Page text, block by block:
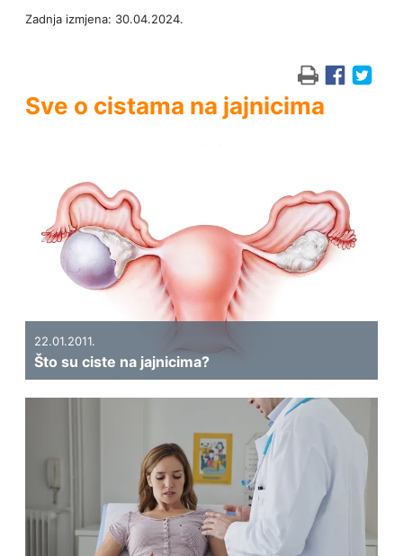
Zadnja izmjena: 30.04.2024.
Sve o cistama na jajnicima
22.01.2011.
Što su ciste na jajnicima?